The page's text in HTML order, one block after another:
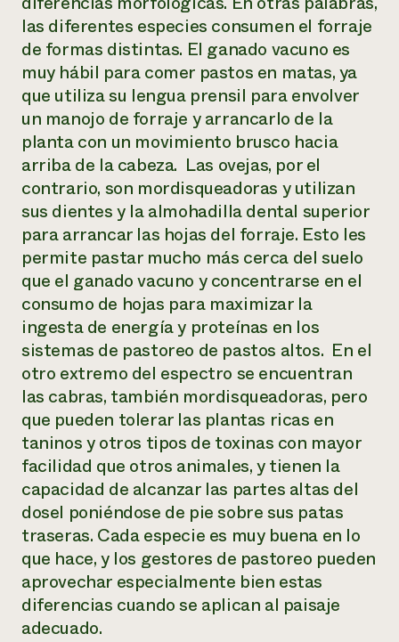
las diferentes especies consumen el forraje
de formas distintas. El ganado vacuno es
muy hábil para comer pastos en matas, ya
que utiliza su lengua prensil para envolver
un manojo de forraje y arrancarlo de la
planta con un movimiento brusco hacia
arriba de la cabeza. Las ovejas, por el
contrario, son mordisqueadoras y utilizan
sus dientes y la almohadilla dental superior
para arrancar las hojas del forraje. Esto les
permite pastar mucho más cerca del suelo
que el ganado vacuno y concentrarse en el
consumo de hojas para maximizar la
ingesta de energía y proteínas en los
sistemas de pastoreo de pastos altos. En el
otro extremo del espectro se encuentran
las cabras, también mordisqueadoras, pero
que pueden tolerar las plantas ricas en
taninos y otros tipos de toxinas con mayor
facilidad que otros animales, y tienen la
capacidad de alcanzar las partes altas del
dosel poniéndose de pie sobre sus patas
traseras. Cada especie es muy buena en lo
que hace, y los gestores de pastoreo pueden
aprovechar especialmente bien estas
diferencias cuando se aplican al paisaje
adecuado.